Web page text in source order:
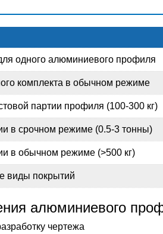
одного алюминиевого профиля
комплекта в обычном режиме
партии профиля (100-300 кг)
в срочном режиме (0.5-3 тонны)
в обычном режиме (>500 кг)
виды покрытий
алюминиевого
чертежа